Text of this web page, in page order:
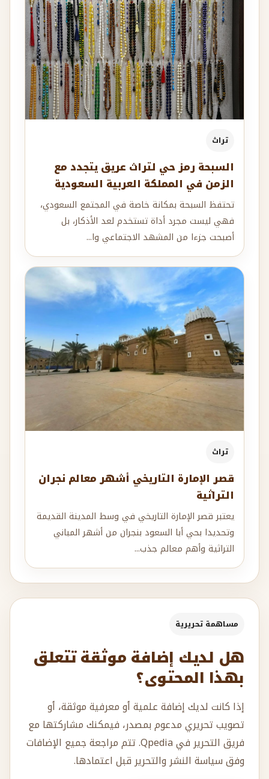
تراث
السبحة رمز حي لتراث عريق يتجدد مع
الزمن في المملكة العربية السعودية
تحتفظ السبحة بمكانة خاصة في المجتمع السعودي،
فهي ليست مجرد أداة تستخدم لعد الأذكار، بل
أصبحت جزءا من المشهد الاجتماعي وا...
تراث
قصر الإمارة التاريخي أشهر معالم نجران
التراثية
يعتبر قصر الإمارة التاريخي في وسط المدينة القديمة
وتحديدا بحي أبا السعود بنجران من أشهر المباني
التراثية وأهم معالم جذب...
مساهمة تحريرية
هل لديك إضافة موثقة تتعلق
بهذا المحتوى؟
إذا كانت لديك إضافة علمية أو معرفية موثقة، أو
تصويب تحريري مدعوم بمصدر، فيمكنك مشاركتها مع
فريق التحرير في Qpedia. تتم مراجعة جميع الإضافات
وفق سياسة النشر والتحرير قبل اعتمادها.